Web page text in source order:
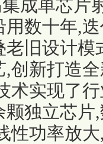
成单芯片
用数十年,
老旧设计模
,创新打造
术实现了
颗独立芯
性功率放